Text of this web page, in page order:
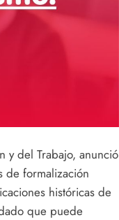
y del Trabajo, anunció
formalización
históricas de
que puede